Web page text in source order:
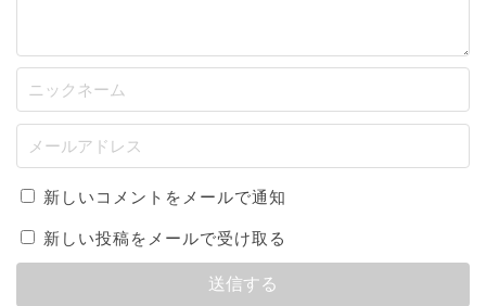
新しいコメントをメールで通知
新しい投稿をメールで受け取る